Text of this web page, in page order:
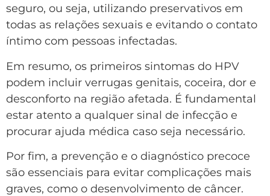
seguro, ou seja, utilizando preservativos em
todas as relações sexuais e evitando o contato
íntimo com pessoas infectadas.
Em resumo, os primeiros sintomas do HPV
podem incluir verrugas genitais, coceira, dor e
desconforto na região afetada. É fundamental
estar atento a qualquer sinal de infecção e
procurar ajuda médica caso seja necessário.
Por fim, a prevenção e o diagnóstico precoce
são essenciais para evitar complicações mais
graves, como o desenvolvimento de câncer.